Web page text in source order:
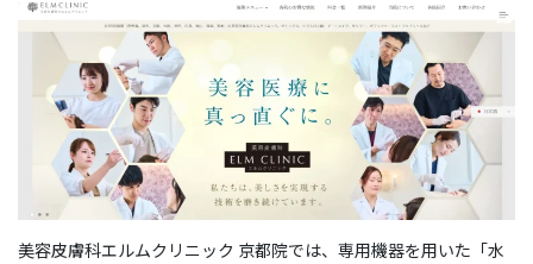
美容皮膚科エルムクリニック 京都院では、専用機器を用いた「水